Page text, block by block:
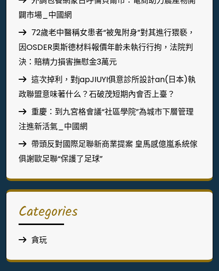
闢市場_中國網
72歲老中醫稱女患者“被鬼附身”對其進行猥褻，
因OSDER奧斯德材料報價年齡未執行行拘，法院判
決：賠精力損害撫慰金3萬元
這次掉利，對japJIUYI俱意診所設計an(日本)執
政聯盟意味著什么？石破茂短期內會否上臺？
重慶：到九宮格會議“社區學院”為城市下層管理
注進新活氣_中國網
帶頭反對國際足聯新商業提案 皇馬感億嵐系統傢
俱謝歐足聯“保護了足球”
Categories
貪玩